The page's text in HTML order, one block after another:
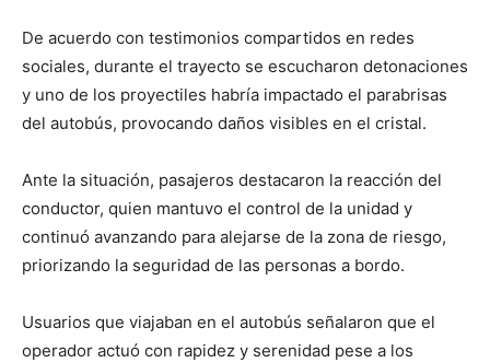
De acuerdo con testimonios compartidos en redes
sociales, durante el trayecto se escucharon detonaciones
y uno de los proyectiles habría impactado el parabrisas
del autobús, provocando daños visibles en el cristal.
Ante la situación, pasajeros destacaron la reacción del
conductor, quien mantuvo el control de la unidad y
continuó avanzando para alejarse de la zona de riesgo,
priorizando la seguridad de las personas a bordo.
Usuarios que viajaban en el autobús señalaron que el
operador actuó con rapidez y serenidad pese a los